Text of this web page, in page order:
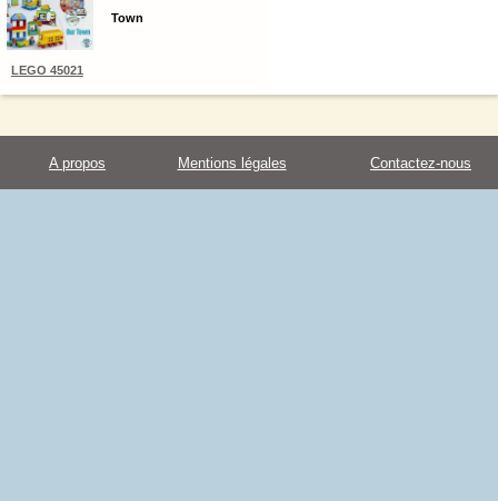
LEGO 45021
Town
A propos Mentions légales Contactez-nous